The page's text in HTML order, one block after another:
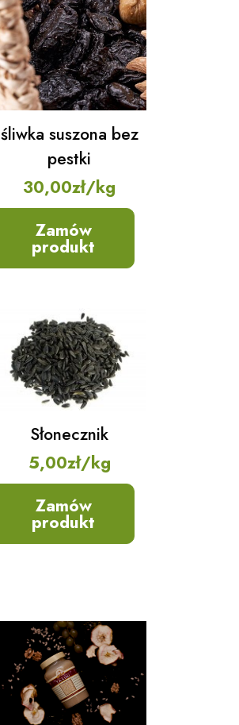
śliwka suszona bez
pestki
30,00zł/kg
Zamów
produkt
Słonecznik
5,00zł/kg
Zamów
produkt